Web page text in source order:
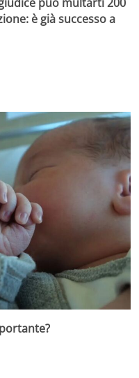
è già successo a